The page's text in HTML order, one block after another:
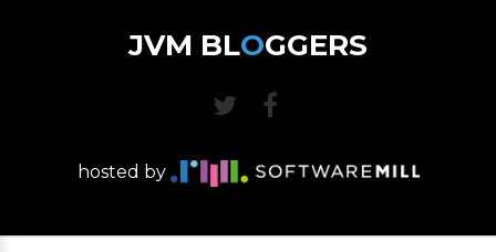
JVM BLOGGERS
hosted by